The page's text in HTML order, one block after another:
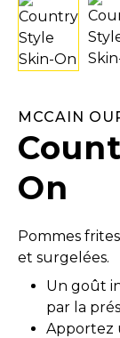
MCCAIN
On
Pommes
et surgelées.
Un goût
par la
Apportez